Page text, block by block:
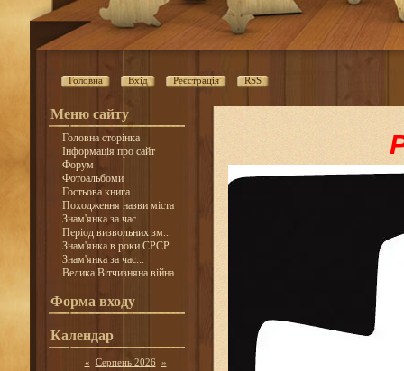
Головна Вхід Реєстрація RSS
Меню сайту
Головна сторінка
Інформація про сайт
Форум
Фотоальбоми
Гостьова книга
Походження назви міста
Знам'янка за час...
Період визвольних зм...
Знам'янка в роки СРСР
Знам'янка за час...
Велика Вітчизняна війна
Форма входу
Календар
« Серпень 2026 »